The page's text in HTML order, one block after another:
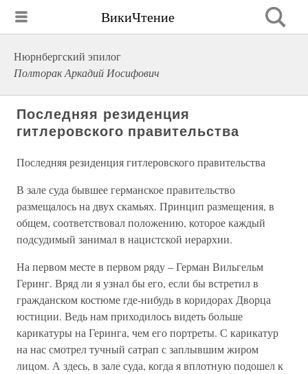
ВикиЧтение
Нюрнбергский эпилог
Полторак Аркадий Иосифович
Последняя резиденция
гитлеровского правительства
Последняя резиденция гитлеровского правительства
В зале суда бывшее германское правительство
размещалось на двух скамьях. Принцип размещения, в
общем, соответствовал положению, которое каждый
подсудимый занимал в нацистской иерархии.
На первом месте в первом ряду – Герман Вильгельм
Геринг. Вряд ли я узнал бы его, если бы встретил в
гражданском костюме где-нибудь в коридорах Дворца
юстиции. Ведь нам приходилось видеть больше
карикатуры на Геринга, чем его портреты. С карикатур
на нас смотрел тучный сатрап с заплывшим жиром
лицом. А здесь, в зале суда, когда я вплотную подошел к